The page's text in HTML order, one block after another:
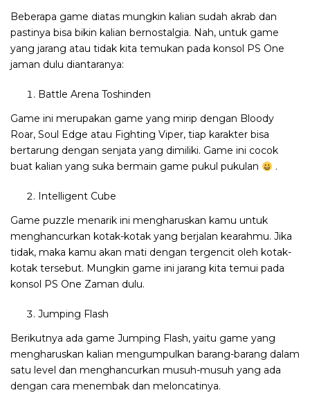
Beberapa game diatas mungkin kalian sudah akrab dan
pastinya bisa bikin kalian bernostalgia. Nah, untuk game
yang jarang atau tidak kita temukan pada konsol PS One
jaman dulu diantaranya:
Battle Arena Toshinden
Game ini merupakan game yang mirip dengan Bloody
Roar, Soul Edge atau Fighting Viper, tiap karakter bisa
bertarung dengan senjata yang dimiliki. Game ini cocok
buat kalian yang suka bermain game pukul pukulan
.
Intelligent Cube
Game puzzle menarik ini mengharuskan kamu untuk
menghancurkan kotak-kotak yang berjalan kearahmu. Jika
tidak, maka kamu akan mati dengan tergencit oleh kotak-
kotak tersebut. Mungkin game ini jarang kita temui pada
konsol PS One Zaman dulu.
Jumping Flash
Berikutnya ada game Jumping Flash, yaitu game yang
mengharuskan kalian mengumpulkan barang-barang dalam
satu level dan menghancurkan musuh-musuh yang ada
dengan cara menembak dan meloncatinya.